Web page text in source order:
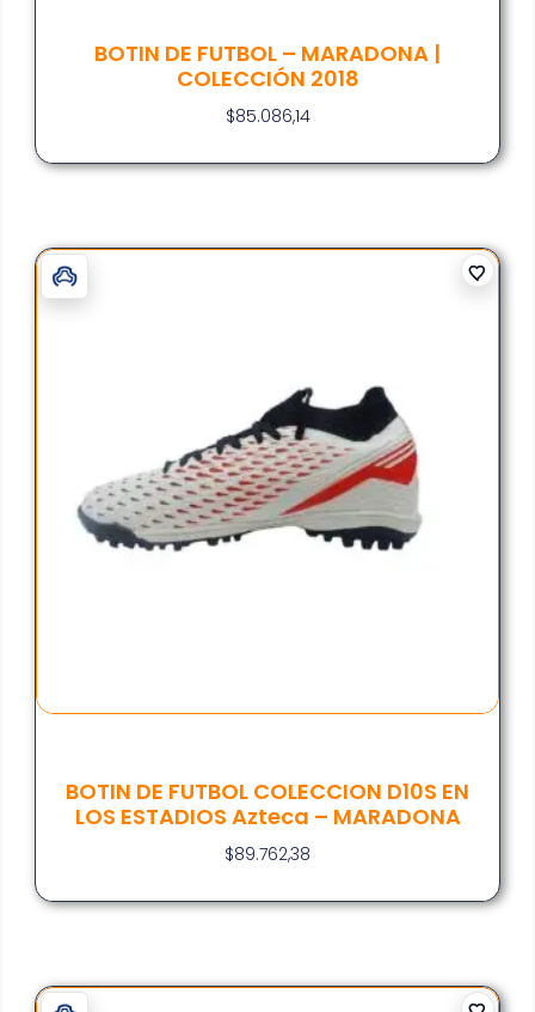
BOTIN DE FUTBOL – MARADONA |
COLECCIÓN 2018
$85.086,14
BOTIN DE FUTBOL COLECCION D10S EN
LOS ESTADIOS Azteca – MARADONA
$89.762,38